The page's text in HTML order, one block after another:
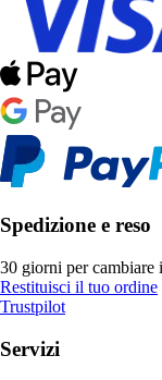
Spedizione e reso
30 giorni per cambiare
Restituisci il tuo ordine
Trustpilot
Servizi